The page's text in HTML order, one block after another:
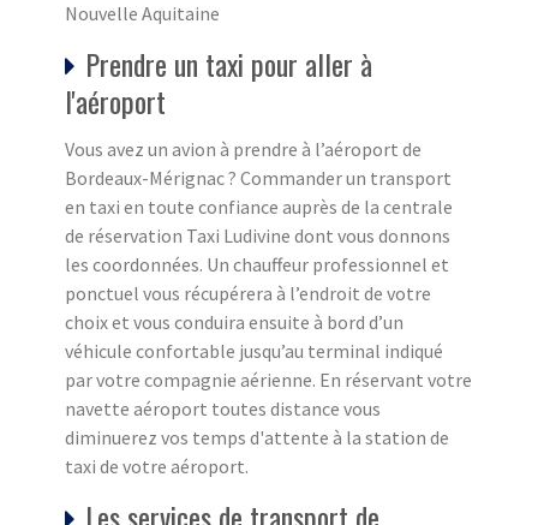
Nouvelle Aquitaine
Prendre un taxi pour aller à
l'aéroport
Vous avez un avion à prendre à l’aéroport de
Bordeaux-Mérignac ? Commander un transport
en taxi en toute confiance auprès de la centrale
de réservation Taxi Ludivine dont vous donnons
les coordonnées. Un chauffeur professionnel et
ponctuel vous récupérera à l’endroit de votre
choix et vous conduira ensuite à bord d’un
véhicule confortable jusqu’au terminal indiqué
par votre compagnie aérienne. En réservant votre
navette aéroport toutes distance vous
diminuerez vos temps d'attente à la station de
taxi de votre aéroport.